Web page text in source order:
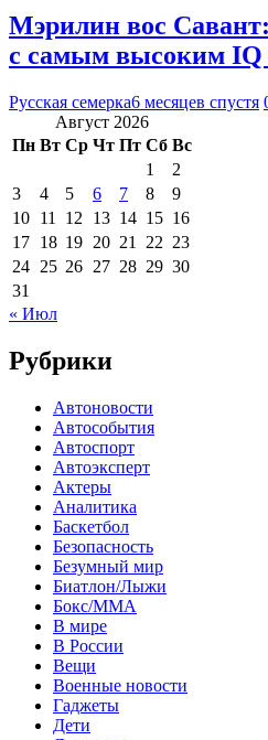
Мэрилин вос
с самым высоким IQ
Русская семерка6 месяцев спустя
Август 2026
Пн Вт Ср Чт Пт Сб Вс
1
2
3
4 5 6 7 8
9
10 11 12 13 14 15 16
17 18 19 20 21 22 23
24 25 26 27 28 29 30
31
« Июл
Рубрики
Автоновости
Автособытия
Автоспорт
Автоэксперт
Актеры
Аналитика
Баскетбол
Безопасность
Безумный мир
Биатлон/Лыжи
Бокс/MMA
В мире
В России
Вещи
Военные новости
Гаджеты
Дети